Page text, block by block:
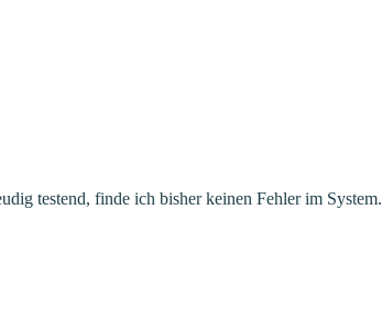
testend, finde ich bisher keinen Fehler im System.